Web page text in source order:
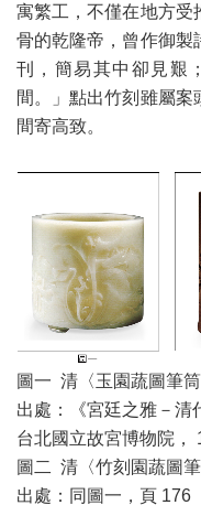
寓繁工，不僅在地方受
骨的乾隆帝，曾作御製
刊，簡易其中卻見艱
間。」點出竹刻雖屬
間寄高致。
圖一 清〈玉園蔬圖筆
出處：《宮廷之雅－清
台北國立故宮博物院，
圖二 清〈竹刻園蔬圖
出處：同圖一，頁 176